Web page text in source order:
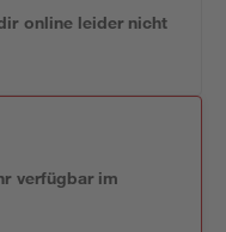
online leider nicht
verfügbar im